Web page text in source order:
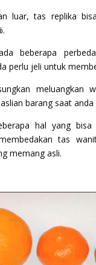
luar, tas replika
beberapa
perlu jeli untuk
meluangkan
barang saat anda
hal yang bisa
tas
memang asli.